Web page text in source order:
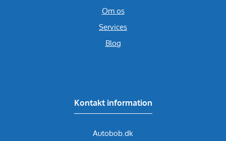
Om os
Services
Blog
Kontakt information
Autobob.dk